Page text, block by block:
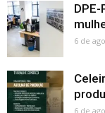
6 de
6 de